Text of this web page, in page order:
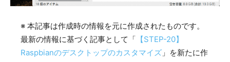
※ 本記事は作成時の情報を元に作成されたものです。
最新の情報に基づく記事として「 【STEP-20】
Raspbianのデスクトップのカスタマイズ 」を新たに作